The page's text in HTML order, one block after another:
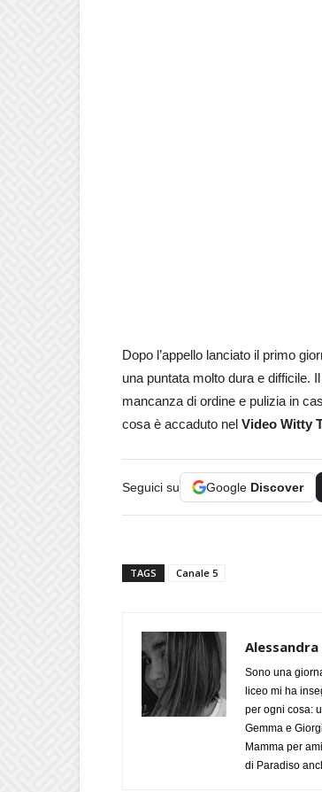
Dopo l’appello lanciato il primo
una puntata molto dura e difficile.
mancanza di ordine e pulizia in
cosa è accaduto nel Video Witty
Seguici su Google Discover
TAGS Canale 5
Alessandra
Sono una
liceo mi ha
per ogni cosa:
Gemma e
Mamma per
di Paradiso